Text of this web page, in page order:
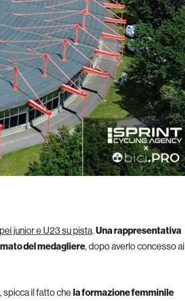
junior e U23 su pista.Una rappresentativa
del medagliere, dopo averlo concesso ai
spicca il fatto che la formazione femminile